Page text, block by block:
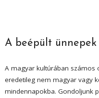
A beépült
A magyar kultúrában számos
eredetileg nem magyar vagy
mindennapokba. Gondoljunk